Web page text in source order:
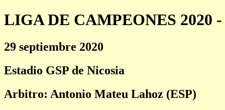
LIGA DE CAMPEONES 2020 -
29 septiembre 2020
Estadio GSP de Nicosia
Arbitro: Antonio Mateu Lahoz (ESP)